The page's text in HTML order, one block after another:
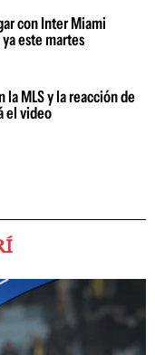
con Inter Miami
este martes
la MLS y la reacción de
el video